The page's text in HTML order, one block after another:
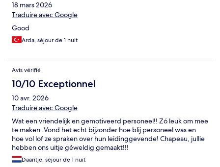
18 mars 2026
Traduire avec Google
Good
Arda, séjour de 1 nuit
Avis vérifié
10/10 Exceptionnel
10 avr. 2026
Traduire avec Google
Wat een vriendelijk en gemotiveerd personeel!! Zó leuk om mee
te maken. Vond het echt bijzonder hoe blij personeel was en
hoe vol lof ze spraken over hun leidinggevende! Chapeau, jullie
hebben ons uitje géweldig gemaakt!!!
Daantje, séjour de 1 nuit